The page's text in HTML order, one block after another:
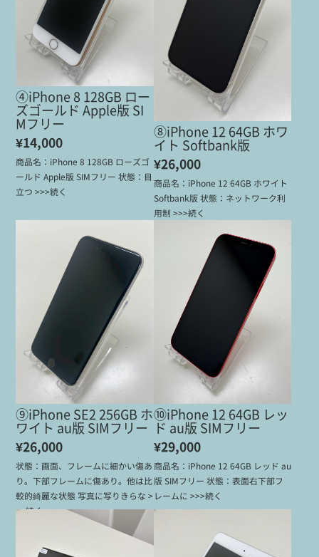
④iPhone 8 128GB ロー
ズゴールド Apple版 SI
Mフリー
¥14,000
商品名：iPhone 8 128GB ローズゴ
ールド Apple版 SIMフリー 状態：目
立つ >>>続く
⑧iPhone 12 64GB ホワ
イト Softbank版
¥26,000
商品名：iPhone 12 64GB ホワイト
Softbank版 状態：ネットワーク利
用制 >>>続く
⑨iPhone SE2 256GB ホ
ワイト au版 SIMフリー
¥26,000
状態：画面、フレームに細かい傷あ
り。下部フレームに傷あり。他は比
較的綺麗な状態 写真に写りきらな >
>>続く
⑩iPhone 12 64GB レッ
ド au版 SIMフリー
¥29,000
商品名：iPhone 12 64GB レッド au
版 SIMフリー 状態：表面右下部フ
レームに >>>続く